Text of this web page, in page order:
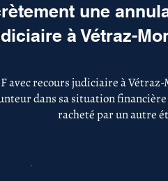
une
à Vétraz-
avec recours judiciaire à
dans sa situation
racheté par un autre